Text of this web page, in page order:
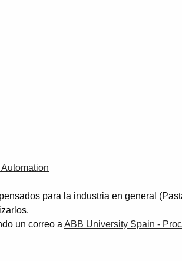
para la industria en general
un correo a ABB University Spain -